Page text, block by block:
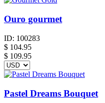
Ouro gourmet
ID: 100283
$ 104.95
$ 109.95
Pastel Dreams Bouquet